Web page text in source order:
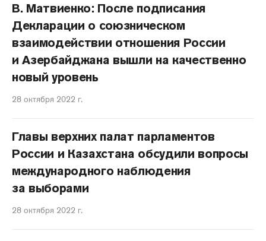
В. Матвиенко: После подписания
Декларации о союзническом
взаимодействии отношения России
и Азербайджана вышли на качественно
новый уровень
28 октября 2022 г.
Главы верхних палат парламентов
России и Казахстана обсудили вопросы
международного наблюдения
за выборами
28 октября 2022 г.